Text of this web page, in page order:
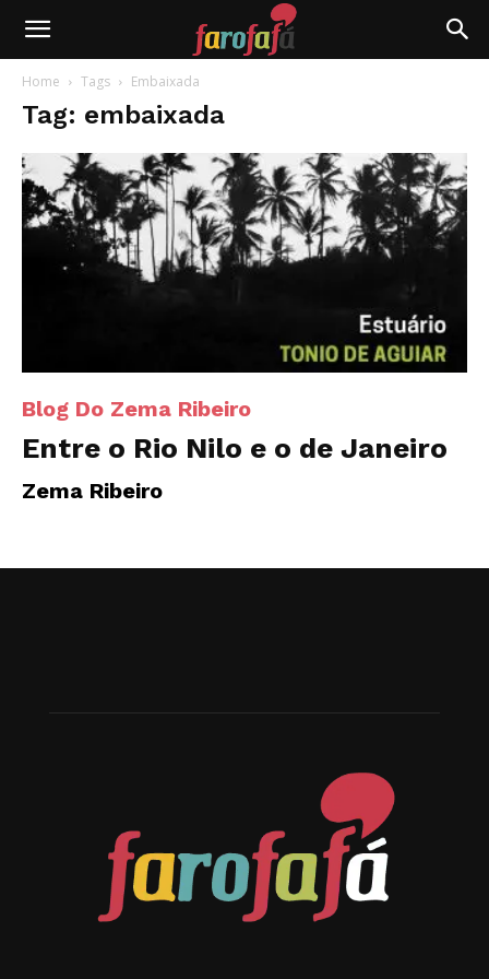
Farofafá
Home Tags Embaixada
Tag: embaixada
Blog Do Zema Ribeiro
Entre o Rio Nilo e o de Janeiro
Zema Ribeiro